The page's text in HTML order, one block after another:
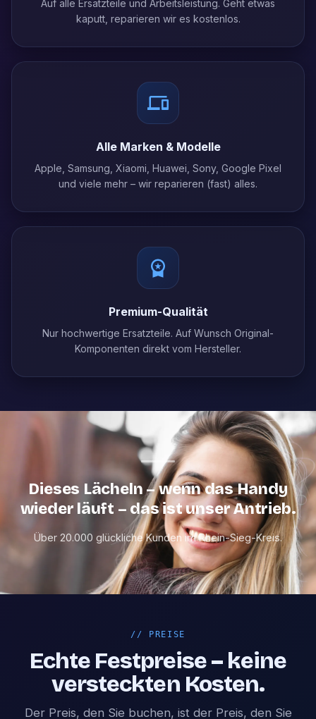
Auf alle Ersatzteile und Arbeitsleistung. Geht etwas
kaputt, reparieren wir es kostenlos.
Alle Marken & Modelle
Apple, Samsung, Xiaomi, Huawei, Sony, Google Pixel
und viele mehr – wir reparieren (fast) alles.
Premium-Qualität
Nur hochwertige Ersatzteile. Auf Wunsch Original-
Komponenten direkt vom Hersteller.
Dieses Lächeln – wenn das Handy
wieder läuft – das ist unser Antrieb.
Über 20.000 glückliche Kunden im Rhein-Sieg-Kreis.
// PREISE
Echte Festpreise – keine
versteckten Kosten.
Der Preis, den Sie buchen, ist der Preis, den Sie